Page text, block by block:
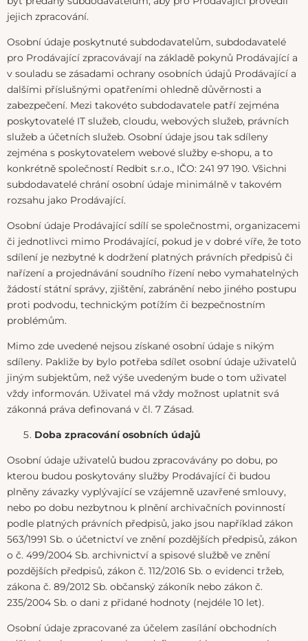
jejich zpracování.
Osobní údaje poskytnuté subdodavatelům, subdodavatelé
pro Prodávající zpracovávají na základě pokynů Prodávající a
v souladu se zásadami ochrany osobních údajů Prodávající a
dalšími příslušnými opatřeními ohledně důvěrnosti a
zabezpečení. Mezi takovéto subdodavatele patří zejména
poskytovatelé IT služeb, cloudu, webových služeb, právních
služeb a účetních služeb. Osobní údaje jsou tak sdíleny
zejména s poskytovatelem webové služby e-shopu, a to
konkrétně společností Redbit s.r.o., IČO: 241 97 190. Všichni
subdodavatelé chrání osobní údaje minimálně v takovém
rozsahu jako Prodávající.
Osobní údaje Prodávající sdílí se společnostmi, organizacemi
či jednotlivci mimo Prodávající, pokud je v dobré víře, že toto
sdílení je nezbytné k dodržení platných právních předpisů či
nařízení a projednávání soudního řízení nebo vymahatelných
žádostí státní správy, zjištění, zabránění nebo jiného postupu
proti podvodu, technickým potížím či bezpečnostním
problémům.
Mimo zde uvedené nejsou získané osobní údaje s nikým
sdíleny. Pakliže by bylo potřeba sdílet osobní údaje uživatelů
jiným subjektům, než výše uvedeným bude o tom uživatel
vždy informován. Uživatel má vždy možnost uplatnit svá
zákonná práva definovaná v čl. 7 Zásad.
Doba zpracování osobních údajů
Osobní údaje uživatelů budou zpracovávány po dobu, po
kterou budou poskytovány služby Prodávající či budou
plněny závazky vyplývající se vzájemně uzavřené smlouvy,
nebo po dobu nezbytnou k plnění archivačních povinností
podle platných právních předpisů, jako jsou například zákon
563/1991 Sb. o účetnictví ve znění pozdějších předpisů, zákon
o č. 499/2004 Sb. archivnictví a spisové službě ve znění
pozdějších předpisů, zákon č. 112/2016 Sb. o evidenci tržeb,
zákona č. 89/2012 Sb. občanský zákoník nebo zákon č.
235/2004 Sb. o dani z přidané hodnoty (nejdéle 10 let).
Osobní údaje zpracované za účelem zasílání obchodních